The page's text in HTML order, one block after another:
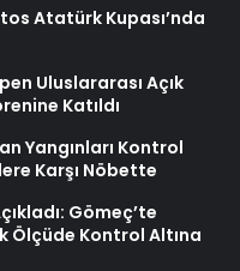
Atatürk Kupası’nda
Uluslararası Açık
Katıldı
Yangınları Kontrol
Karşı Nöbette
Gömeç’te
Ölçüde Kontrol Altına